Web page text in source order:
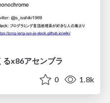
x86アセンブラ
0 1.8k